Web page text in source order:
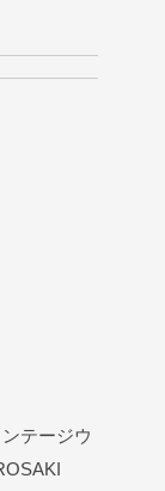
テージウ